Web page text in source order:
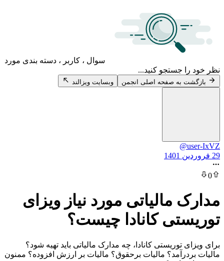
سوال ، کاربر ، دسته بندی مورد
جستجو کنید...
به صفحه اصلی انجمن وبسایت ویزالند
مالیاتی مورد نیاز ویزای
کانادا چیست؟
توریستی کانادا، چه مدارک مالیاتی باید تهیه شود؟
مالیات برحقوق؟ مالیات بر ارزش افزوده؟ ممنون